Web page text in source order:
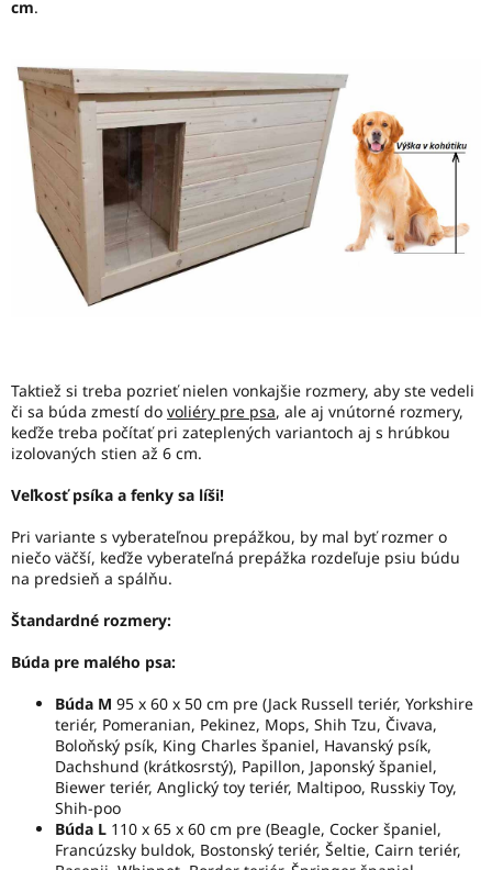
cm.
Taktiež si treba pozrieť nielen vonkajšie rozmery, aby ste vedeli
či sa búda zmestí do voliéry pre psa, ale aj vnútorné rozmery,
keďže treba počítať pri zateplených variantoch aj s hrúbkou
izolovaných stien až 6 cm.
Veľkosť psíka a fenky sa líši!
Pri variante s vyberateľnou prepážkou, by mal byť rozmer o
niečo väčší, keďže vyberateľná prepážka rozdeľuje psiu búdu
na predsieň a spálňu.
Štandardné rozmery:
Búda pre malého psa:
Búda M 95 x 60 x 50 cm pre (Jack Russell teriér, Yorkshire
teriér, Pomeranian, Pekinez, Mops, Shih Tzu, Čivava,
Boloňský psík, King Charles španiel, Havanský psík,
Dachshund (krátkosrstý), Papillon, Japonský španiel,
Biewer teriér, Anglický toy teriér, Maltipoo, Russkiy Toy,
Shih-poo
Búda L 110 x 65 x 60 cm pre (Beagle, Cocker španiel,
Francúzsky buldok, Bostonský teriér, Šeltie, Cairn teriér,